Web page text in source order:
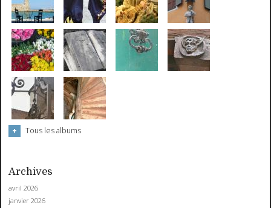
Tous les albums
Archives
avril 2026
janvier 2026